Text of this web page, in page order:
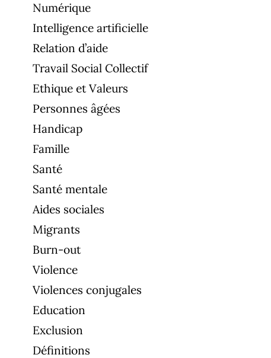
Numérique
Intelligence artificielle
Relation d’aide
Travail Social Collectif
Ethique et Valeurs
Personnes âgées
Handicap
Famille
Santé
Santé mentale
Aides sociales
Migrants
Burn-out
Violence
Violences conjugales
Education
Exclusion
Définitions